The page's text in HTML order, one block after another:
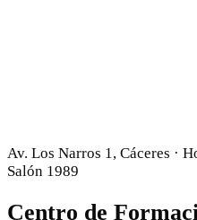
Av. Los Narros 1, Cáceres ·
Salón 1989
Centro de